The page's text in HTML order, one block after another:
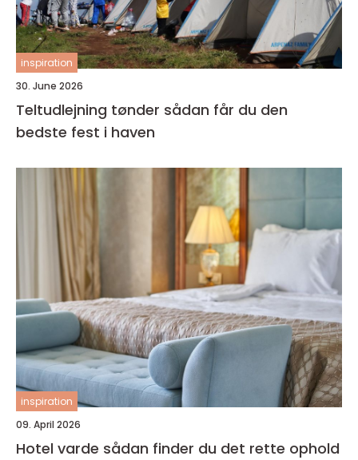
inspiration
30. June 2026
Teltudlejning tønder sådan får du den
bedste fest i haven
inspiration
09. April 2026
Hotel varde sådan finder du det rette ophold